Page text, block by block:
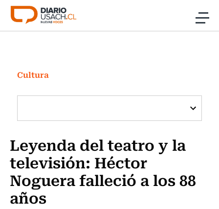
Click acá para ir directamente al contenido
Investigación
Cultura
Programas Radio y TV Usach
Cultura
Leyenda del teatro y la
televisión: Héctor
Noguera falleció a los 88
años